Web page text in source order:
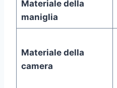
Materiale della
maniglia
Materiale della
camera